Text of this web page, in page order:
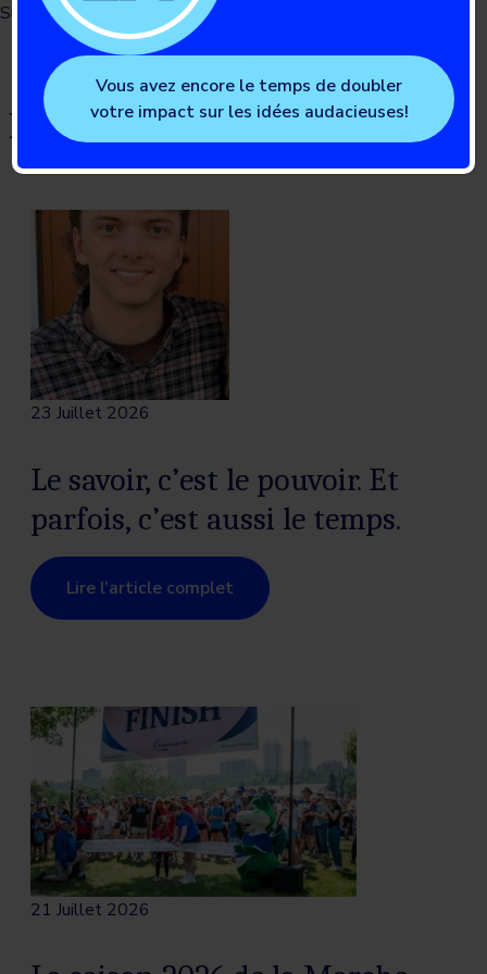
Suivez Danica sur Instagram :
Blogs liés
23 Juillet 2026
Le savoir, c’est le pouvoir. Et
parfois, c’est aussi le temps.
Lire l’article complet
21 Juillet 2026
Vous avez encore le temps de doubler
votre impact sur les idées audacieuses!